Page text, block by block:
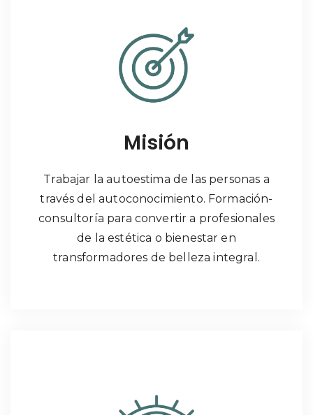
Misión
Trabajar la autoestima de las personas a
través del autoconocimiento. Formación-
consultoría para convertir a profesionales
de la estética o bienestar en
transformadores de belleza integral.